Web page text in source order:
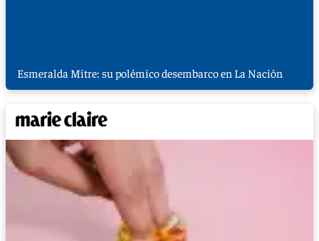
Esmeralda Mitre: su polémico desembarco en La Nación